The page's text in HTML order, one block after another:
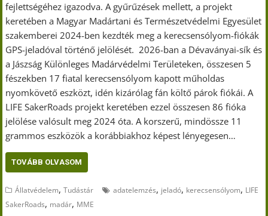
fejlettségéhez igazodva. A gyűrűzések mellett, a projekt
keretében a Magyar Madártani és Természetvédelmi Egyesület
szakemberei 2024-ben kezdték meg a kerecsensólyom-fiókák
GPS-jeladóval történő jelölését. 2026-ban a Dévaványai-sík és
a Jászság Különleges Madárvédelmi Területeken, összesen 5
fészekben 17 fiatal kerecsensólyom kapott műholdas
nyomkövető eszközt, idén kizárólag fán költő párok fiókái. A
LIFE SakerRoads projekt keretében ezzel összesen 86 fióka
jelölése valósult meg 2024 óta. A korszerű, mindössze 11
grammos eszközök a korábbiakhoz képest lényegesen…
TOVÁBB OLVASOM
Állatvédelem,Tudástár adatelemzés, jeladó, kerecsensólyom, LIFE
SakerRoads, madár, MME